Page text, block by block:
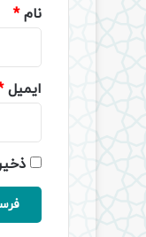
نام*
ایمیل